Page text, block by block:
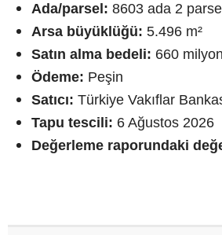
Ada/parsel: 8603 ada 2 parsel
Arsa büyüklüğü: 5.496 m²
Satın alma bedeli: 660
Ödeme: Peşin
Satıcı: Türkiye Vakıflar
Tapu tescili: 6 Ağustos 2026
Değerleme raporundaki